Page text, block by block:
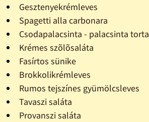
Gesztenyekrémleves
Spagetti alla carbonara
Csodapalacsinta - palacsinta torta
Krémes szõlõsaláta
Fasírtos sünike
Brokkolikrémleves
Rumos tejszínes gyümölcsleves
Tavaszi saláta
Provanszi saláta